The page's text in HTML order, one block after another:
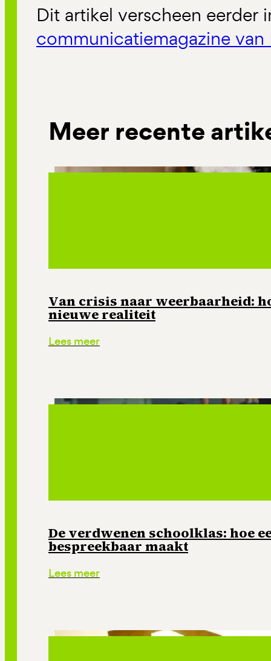
Dit artikel verscheen
communicatiemagazine van
Meer recente
Van crisis naar weerbaarheid:
nieuwe realiteit
Lees meer
De verdwenen schoolklas: hoe
bespreekbaar maakt
Lees meer